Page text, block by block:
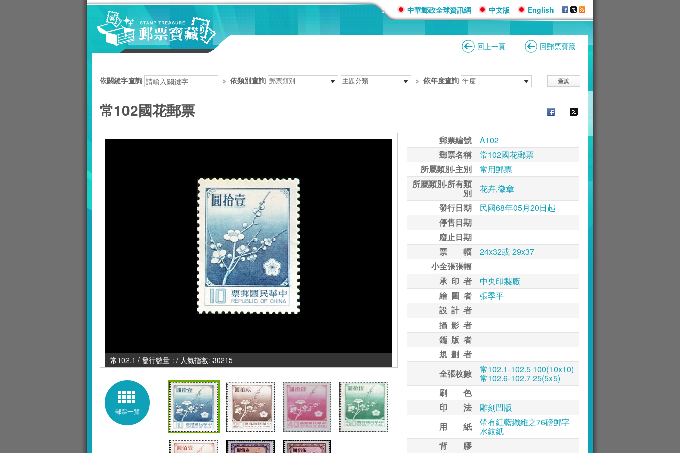
::: 中華郵政全球資訊網 中文版 English
回上一頁 回郵票寶藏
依關鍵字查詢 > 依類別查詢 > 依年度查詢
常102國花郵票
常102.1 / 發行數量 : / 人氣指數: 30215
郵票一覽
郵票編號
A102
郵票名稱
常102國花郵票
所屬類別-主別
常用郵票
所屬類別-所有類
別
花卉,徽章
發行日期
民國68年05月20日起
停售日期
廢止日期
票 幅
24x32或 29x37
小全張張幅
承 印 者
中央印製廠
繪 圖 者
張季平
設 計 者
攝 影 者
鑴 版 者
規 劃 者
全張枚數
常102.1-102.5 100(10x10)
常102.6-102.7 25(5x5)
刷 色
印 法
雕刻凹版
用 紙
帶有紅藍纖維之76磅郵字
水紋紙
背 膠